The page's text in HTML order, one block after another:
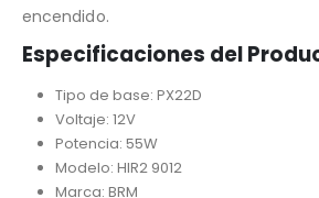
encendido.
Especificaciones del
Tipo de base: PX22D
Voltaje: 12V
Potencia: 55W
Modelo: HIR2 9012
Marca: BRM